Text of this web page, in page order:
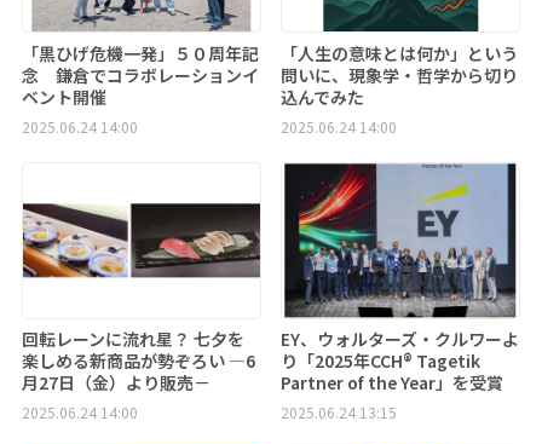
「黒ひげ危機一発」５０周年記
念 鎌倉でコラボレーションイ
ベント開催
2025.06.24 14:00
「人生の意味とは何か」という
問いに、現象学・哲学から切り
込んでみた
2025.06.24 14:00
回転レーンに流れ星？ 七夕を
楽しめる新商品が勢ぞろい ―6
月27日（金）より販売－
2025.06.24 14:00
EY、ウォルターズ・クルワーよ
り「2025年CCH® Tagetik
Partner of the Year」を受賞
2025.06.24 13:15